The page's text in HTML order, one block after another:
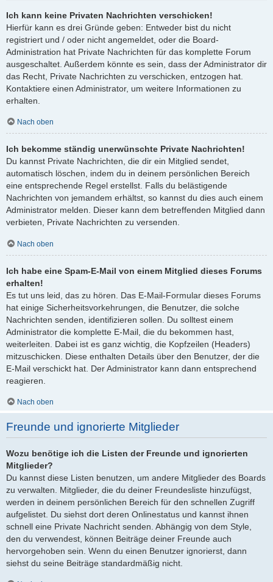
Ich kann keine Privaten Nachrichten verschicken!
Hierfür kann es drei Gründe geben: Entweder bist du nicht
registriert und / oder nicht angemeldet, oder die Board-
Administration hat Private Nachrichten für das komplette Forum
ausgeschaltet. Außerdem könnte es sein, dass der Administrator dir
das Recht, Private Nachrichten zu verschicken, entzogen hat.
Kontaktiere einen Administrator, um weitere Informationen zu
erhalten.
Nach oben
Ich bekomme ständig unerwünschte Private Nachrichten!
Du kannst Private Nachrichten, die dir ein Mitglied sendet,
automatisch löschen, indem du in deinem persönlichen Bereich
eine entsprechende Regel erstellst. Falls du belästigende
Nachrichten von jemandem erhältst, so kannst du dies auch einem
Administrator melden. Dieser kann dem betreffenden Mitglied dann
verbieten, Private Nachrichten zu versenden.
Nach oben
Ich habe eine Spam-E-Mail von einem Mitglied dieses Forums
erhalten!
Es tut uns leid, das zu hören. Das E-Mail-Formular dieses Forums
hat einige Sicherheitsvorkehrungen, die Benutzer, die solche
Nachrichten senden, identifizieren sollen. Du solltest einem
Administrator die komplette E-Mail, die du bekommen hast,
weiterleiten. Dabei ist es ganz wichtig, die Kopfzeilen (Headers)
mitzuschicken. Diese enthalten Details über den Benutzer, der die
E-Mail verschickt hat. Der Administrator kann dann entsprechend
reagieren.
Nach oben
Freunde und ignorierte Mitglieder
Wozu benötige ich die Listen der Freunde und ignorierten
Mitglieder?
Du kannst diese Listen benutzen, um andere Mitglieder des Boards
zu verwalten. Mitglieder, die du deiner Freundesliste hinzufügst,
werden in deinem persönlichen Bereich für den schnellen Zugriff
aufgelistet. Du siehst dort deren Onlinestatus und kannst ihnen
schnell eine Private Nachricht senden. Abhängig von dem Style,
den du verwendest, können Beiträge deiner Freunde auch
hervorgehoben sein. Wenn du einen Benutzer ignorierst, dann
siehst du seine Beiträge standardmäßig nicht.